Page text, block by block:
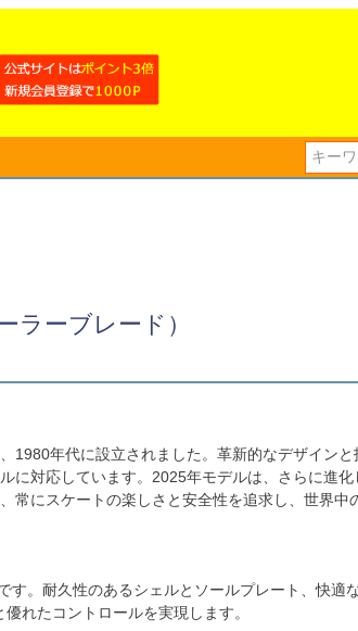
ラーブレード）
1980年代に設立されました。革新的なデザイン
に対応しています。2025年モデルは、さらに進
常にスケートの楽しさと安全性を追求し、世界中
。耐久性のあるシェルとソールプレート、快適
れたコントロールを実現します。